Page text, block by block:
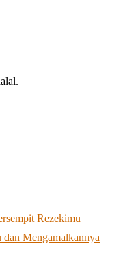
Rezekimu
Mengamalkannya